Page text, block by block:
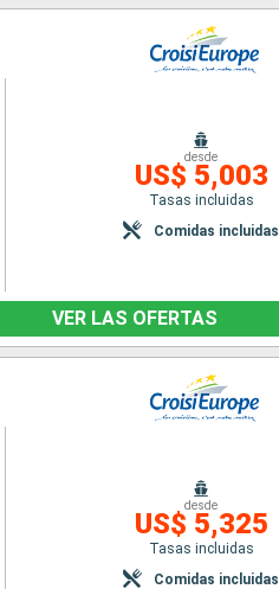
desde
US$ 5,003
Tasas incluidas
Comidas incluidas
VER LAS OFERTAS
desde
US$ 5,325
Tasas incluidas
Comidas incluidas